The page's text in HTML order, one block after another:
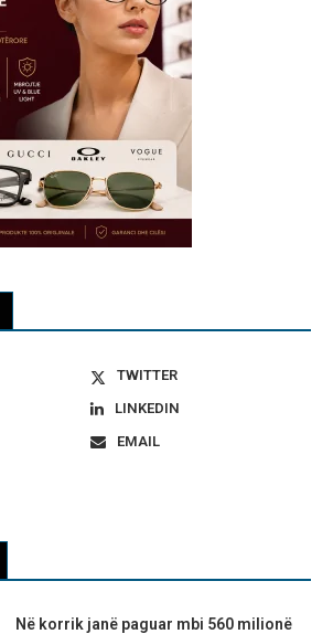
TWITTER
LINKEDIN
EMAIL
Në korrik janë paguar mbi 560 milionë